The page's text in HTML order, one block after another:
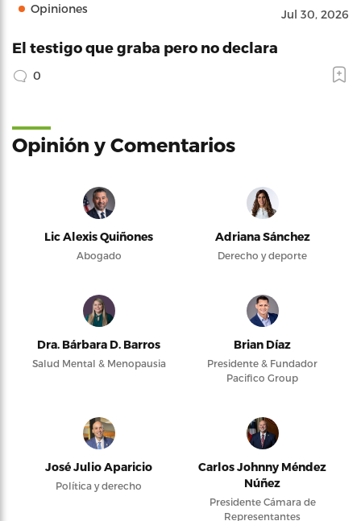
Opiniones Jul 30, 2026
El testigo que graba pero no declara
0
Opinión y Comentarios
Lic Alexis Quiñones
Abogado
Adriana Sánchez
Derecho y deporte
Dra. Bárbara D. Barros
Salud Mental & Menopausia
Brian Díaz
Presidente & Fundador
Pacifico Group
José Julio Aparicio
Política y derecho
Carlos Johnny Méndez
Núñez
Presidente Cámara de
Representantes